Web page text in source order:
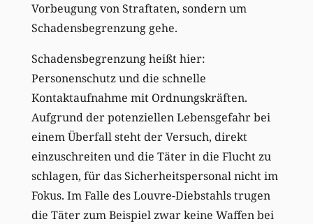
Vorbeugung von Straftaten, sondern um
Schadensbegrenzung gehe.
Schadensbegrenzung heißt hier:
Personenschutz und die schnelle
Kontaktaufnahme mit Ordnungskräften.
Aufgrund der potenziellen Lebensgefahr bei
einem Überfall steht der Versuch, direkt
einzuschreiten und die Täter in die Flucht zu
schlagen, für das Sicherheitspersonal nicht im
Fokus. Im Falle des Louvre-Diebstahls trugen
die Täter zum Beispiel zwar keine Waffen bei